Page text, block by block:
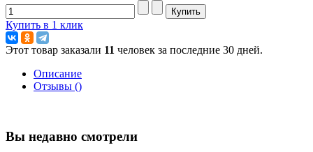
Купить в 1 клик
Этот товар заказали 11 человек за последние 30 дней.
Описание
Отзывы ()
Вы недавно смотрели